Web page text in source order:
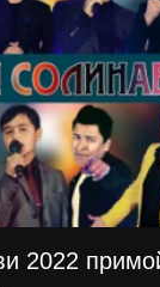
2022